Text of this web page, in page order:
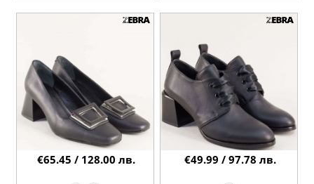
€65.45 / 128.00 лв. €49.99 / 97.78 лв.